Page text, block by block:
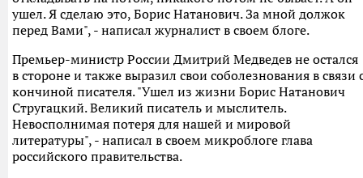
ушел. Я сделаю это, Борис Натанович. За мной должок
перед Вами", - написал журналист в своем блоге.
Премьер-министр России Дмитрий Медведев не остался
в стороне и также выразил свои соболезнования в связи
кончиной писателя. "Ушел из жизни Борис Натанович
Стругацкий. Великий писатель и мыслитель.
Невосполнимая потеря для нашей и мировой
литературы", - написал в своем микроблоге глава
российского правительства.